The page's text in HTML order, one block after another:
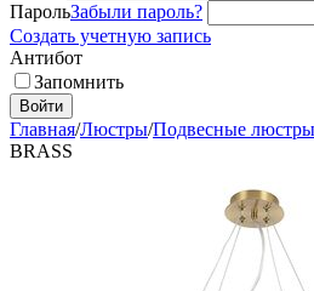
ПарольЗабыли пароль?
Создать учетную запись
Антибот
Запомнить
Войти
Главная/Люстры/Подвесные люстры
BRASS